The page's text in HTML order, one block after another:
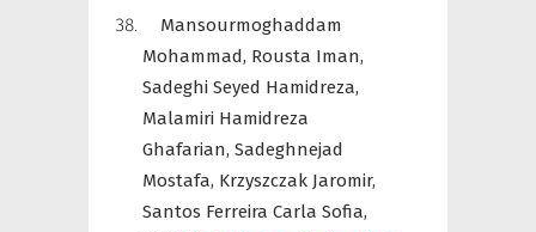
Mansourmoghaddam
Mohammad, Rousta Iman,
Sadeghi Seyed Hamidreza,
Malamiri Hamidreza
Ghafarian, Sadeghnejad
Mostafa, Krzyszczak Jaromir,
Santos Ferreira Carla Sofia,